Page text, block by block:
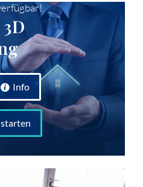
3D
Info